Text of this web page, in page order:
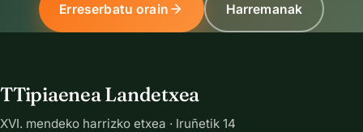
Erreserbatu orain Harremanak
TTipiaenea Landetxea
XVI. mendeko harrizko etxea · Iruñetik 14